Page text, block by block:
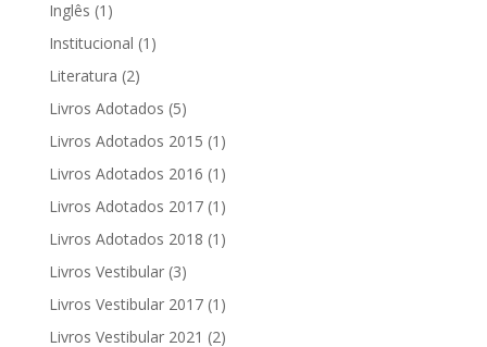
Inglês (1)
Institucional (1)
Literatura (2)
Livros Adotados (5)
Livros Adotados 2015 (1)
Livros Adotados 2016 (1)
Livros Adotados 2017 (1)
Livros Adotados 2018 (1)
Livros Vestibular (3)
Livros Vestibular 2017 (1)
Livros Vestibular 2021 (2)